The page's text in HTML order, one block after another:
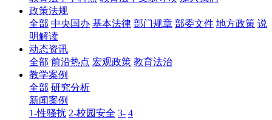
政策法规
全部 中央国办 基本法律 部门规章 部委文件 地方政策 说
明解读
动态资讯
全部 前沿热点 宏观政策 教育法治
教学案例
全部 研究分析
新闻案例
1-性骚扰 2-校园安全 3- 4